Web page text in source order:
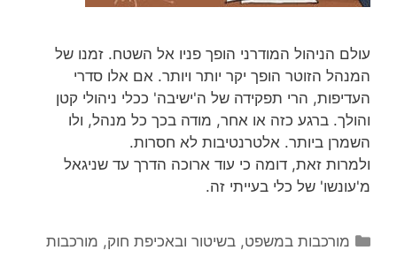
עולם הניהול המודרני הופך פניו אל השטח. זמנו של
המנהל הזוטר הופך יקר יותר ויותר. אם אלו סדרי
העדיפות, הרי תפקידה של ה'ישיבה' ככלי ניהולי קטן
והולך. ברגע כזה או אחר, מודה בכך כל מנהל, ולו
השמרן ביותר. אלטרנטיבות לא חסרות.
ולמרות זאת, דומה כי עוד ארוכה הדרך עד שניגאל
מ'עונשו' של כלי בעייתי זה.
קטגוריות
מורכבות במשפט, בשיטור ובאכיפת חוק, מורכבות